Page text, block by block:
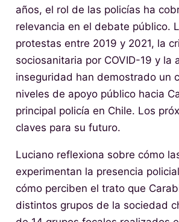
años, el rol de las policías ha
relevancia en el debate público.
protestas entre 2019 y 2021, la
sociosanitaria por COVID-19 y la
inseguridad han demostrado un
niveles de apoyo público hacia
principal policía en Chile. Los
claves para su futuro.
Luciano reflexiona sobre cómo
experimentan la presencia
cómo perciben el trato que
distintos grupos de la sociedad